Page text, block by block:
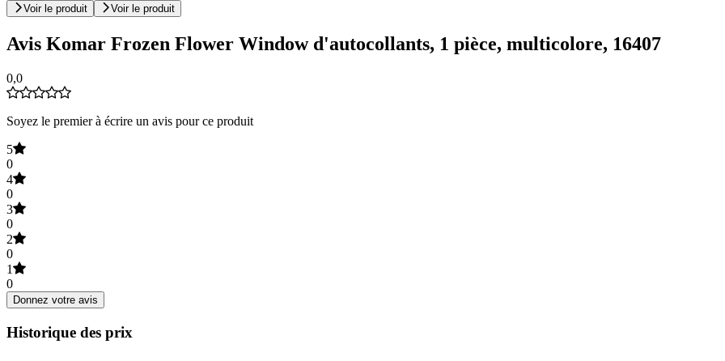
Voir le produit
Voir le produit
Avis Komar Frozen Flower Window d'autocollants, 1 pièce, multicolore, 16407
0,0
Soyez le premier à écrire un avis pour ce produit
5
0
4
0
3
0
2
0
1
0
Donnez votre avis
Historique des prix